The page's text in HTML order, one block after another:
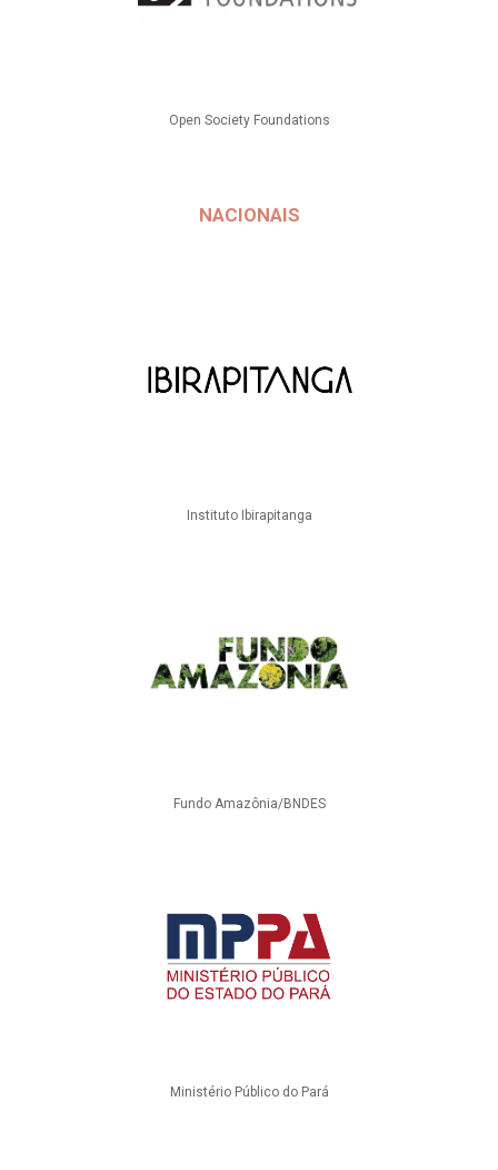
Open Society Foundations
NACIONAIS
Instituto Ibirapitanga
Fundo Amazônia/BNDES
Ministério Público do Pará